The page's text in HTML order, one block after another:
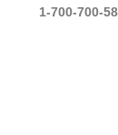
1-700-700-